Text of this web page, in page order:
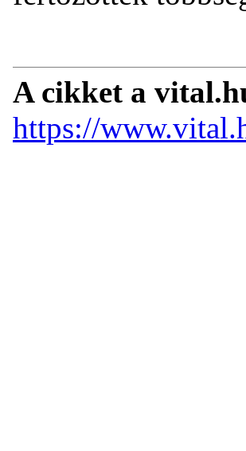
A cikket a
https://